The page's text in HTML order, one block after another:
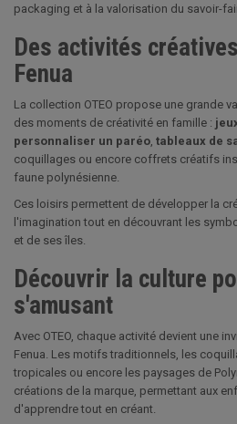
packaging et à la valorisation du savoir-
Des activités
Fenua
La collection OTEO propose une grande
des moments de créativité en famille :
personnaliser un paréo, tableaux de
coquillages ou encore coffrets créatifs
faune polynésienne.
Ces loisirs permettent de développer la
l'imagination tout en découvrant les
et de ses îles.
Découvrir la culture
s'amusant
Avec OTEO, chaque activité devient une
Fenua. Les motifs traditionnels, les
tropicales ou encore les paysages de
créations de la marque, permettant aux
d'apprendre tout en créant.